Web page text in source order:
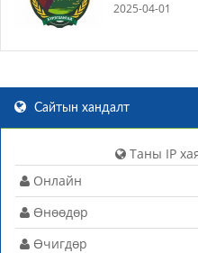
2025-04-01
Сайтын хандалт
Таны IP
Онлайн
Өнөөдөр
Өчигдөр